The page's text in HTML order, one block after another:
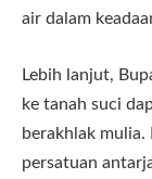
air dalam
Lebih lanjut,
ke tanah suci
berakhlak
persatuan